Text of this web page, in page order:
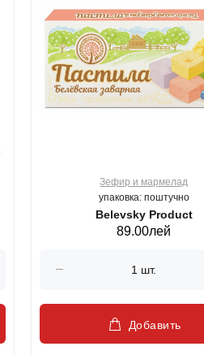
Зефир и мармелад
упаковка: поштучно
Belevsky Product
89.00лей
Добавить